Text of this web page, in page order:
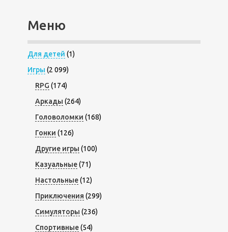
Меню
Для детей (1)
Игры (2 099)
RPG (174)
Аркады (264)
Головоломки (168)
Гонки (126)
Другие игры (100)
Казуальные(71)
Настольные(12)
Приключения (299)
Симуляторы (236)
Спортивные(54)